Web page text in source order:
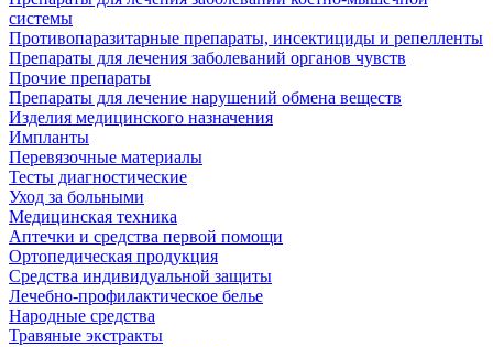
системы
Противопаразитарные препараты, инсектициды и репелленты
Препараты для лечения заболеваний органов чувств
Прочие препараты
Препараты для лечение нарушений обмена веществ
Изделия медицинского назначения
Импланты
Перевязочные материалы
Тесты диагностические
Уход за больными
Медицинская техника
Аптечки и средства первой помощи
Ортопедическая продукция
Средства индивидуальной защиты
Лечебно-профилактическое белье
Народные средства
Травяные экстракты